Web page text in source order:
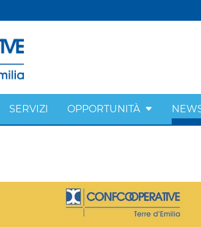
SERVIZI OPPORTUNITÀ